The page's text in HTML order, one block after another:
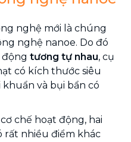
nghệ mới là chúng
nghệ nanoe. Do đó
động tương tự nhau, cụ
có kích thước siêu
và bụi bẩn có
chế hoạt động, hai
rất nhiều điểm khác